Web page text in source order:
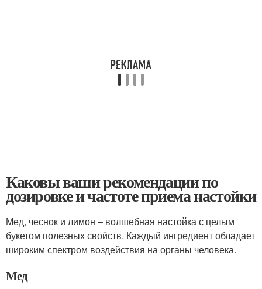
Каковы ваши рекомендации по
дозировке и частоте приема настойки
Мед, чеснок и лимон – волшебная настойка с целым
букетом полезных свойств. Каждый ингредиент обладает
широким спектром воздействия на органы человека.
Мед